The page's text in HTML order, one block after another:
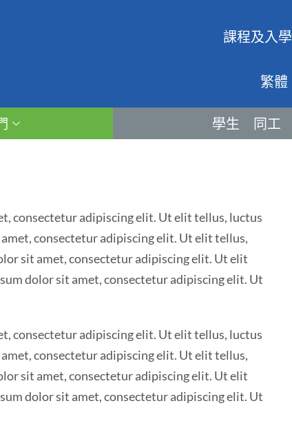
課程及入學
繁體
學生 同工
consectetur adipiscing elit. Ut elit tellus, luctus
consectetur adipiscing elit. Ut elit tellus,
sit amet, consectetur adipiscing elit. Ut elit
dolor sit amet, consectetur adipiscing elit. Ut
consectetur adipiscing elit. Ut elit tellus, luctus
consectetur adipiscing elit. Ut elit tellus,
sit amet, consectetur adipiscing elit. Ut elit
dolor sit amet, consectetur adipiscing elit. Ut